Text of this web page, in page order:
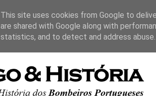
This site uses cookies from Google to
are shared with Google along with
statistics, and to detect and address abuse.